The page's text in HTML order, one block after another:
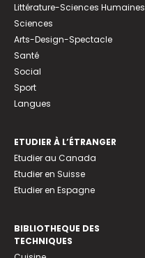
Littérature-Sciences Humaines
Sciences
Arts-Design-Spectacle
Santé
Social
Sport
Langues
ETUDIER À L’ÉTRANGER
Etudier au Canada
Etudier en Suisse
Etudier en Espagne
BIBLIOTHEQUE DES
TECHNIQUES